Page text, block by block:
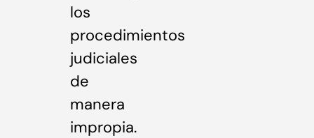
los
procedimientos
judiciales
de
manera
impropia.